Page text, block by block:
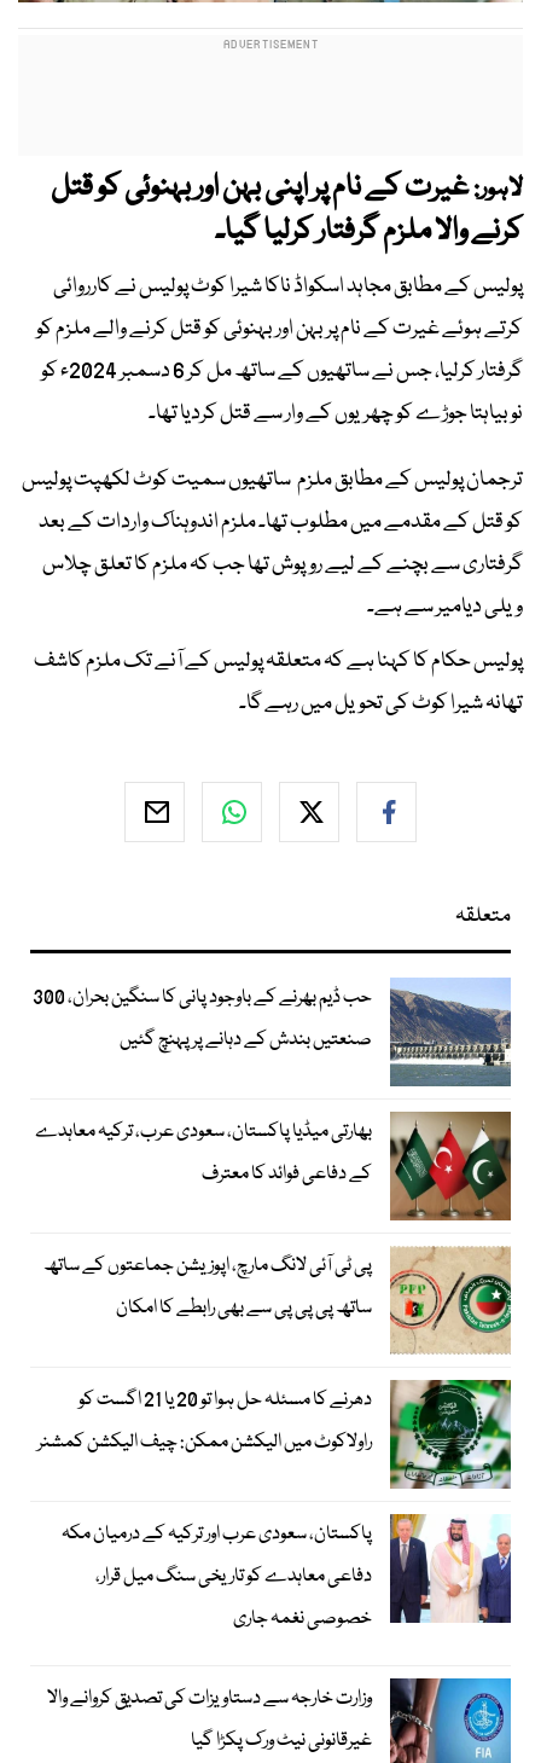
لاہور:غیرت کے نام پر اپنی بہن اور بہنوئی کو قتل
کرنے والا ملزم گرفتار کرلیا گیا۔
پولیس کے مطابق مجاہد اسکواڈ ناکا شیرا کوٹ پولیس نے کارروائی
کرتے ہوئے غیرت کے نام پر بہن اور بہنوئی کو قتل کرنے والے ملزم کو
گرفتار کرلیا، جس نے ساتھیوں کے ساتھ مل کر 6 دسمبر 2024ء کو
نوبیاہتا جوڑے کو چھریوں کے وار سے قتل کردیا تھا۔
ترجمان پولیس کے مطابق ملزم ساتھیوں سمیت کوٹ لکھپت پولیس
کو قتل کے مقدمے میں مطلوب تھا۔ ملزم اندوہناک واردات کے بعد
گرفتاری سے بچنے کے لیے روپوش تھا جب کہ ملزم کا تعلق چلاس
ویلی دیامیر سے ہے۔
پولیس حکام کا کہنا ہے کہ متعلقہ پولیس کے آنے تک ملزم کاشف
تھانہ شیرا کوٹ کی تحویل میں رہے گا۔
متعلقہ
حب ڈیم بھرنے کے باوجود پانی کا سنگین بحران، 300
صنعتیں بندش کے دہانے پر پہنچ گئیں
بھارتی میڈیا پاکستان، سعودی عرب، ترکیہ معاہدے
کے دفاعی فوائد کا معترف
پی ٹی آئی لانگ مارچ، اپوزیشن جماعتوں کے ساتھ
ساتھ پی پی پی سے بھی رابطے کا امکان
دھرنے کا مسئلہ حل ہوا تو 20 یا 21 اگست کو
راولاکوٹ میں الیکشن ممکن: چیف الیکشن کمشنر
پاکستان، سعودی عرب اور ترکیہ کے درمیان مکہ
دفاعی معاہدے کو تاریخی سنگ میل قرار،
خصوصی نغمہ جاری
وزارت خارجہ سے دستاویزات کی تصدیق کروانے والا
غیرقانونی نیٹ ورک پکڑا گیا